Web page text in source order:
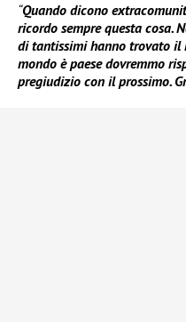
“Quando dicono
ricordo sempre questa cosa.
di tantissimi hanno trovato il
mondo è paese dovremmo
pregiudizio con il prossimo.